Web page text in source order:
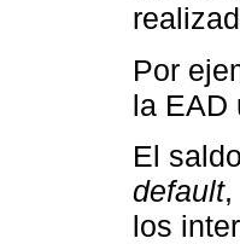
Por
la EAD
El
default,
los